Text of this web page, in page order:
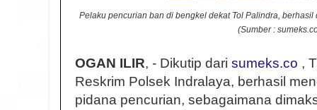
Pelaku pencurian ban di bengkel dekat Tol Palindra,
(Sumber :
OGAN ILIR, - Dikutip dari sumeks.co ,
Reskrim Polsek Indralaya, berhasil
pidana pencurian, sebagaimana